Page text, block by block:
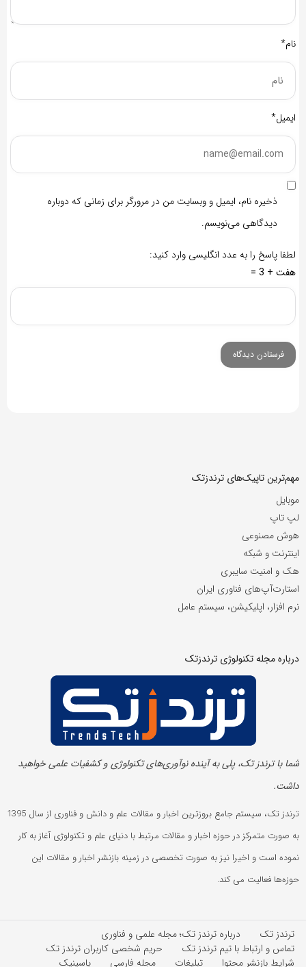
نام*
ایمیل*
ذخیره نام، ایمیل و وبسایت من در مرورگر برای زمانی که دوباره
دیدگاهی می‌نویسم.
لطفا پاسخ را به عدد انگلیسی وارد کنید:
هفت + 3 =
مهم‌ترین تاپیک‌های ترندزتک
موبایل
لپ تاپ
هوش مصنوعی
اینترنت و شبکه
هک و امنیت سایبری
استارت‌آپ‌های فناوری ایران
نرم افزار، اپلیکیشن، سیستم عامل
درباره مجله تکنولوژی ترندزتک
شما با ترندز تک، پلی به آینده‌ نوآوری‌های تکنولوژی و کشفیات علمی خواهید
داشت.
ترندز تک، سیستم جامع بروزترین اخبار و مقالات علم و دانش و فناوری از سال 1395
به صورت متمرکز در حوزه اخبار و مقالات مرتبط با دنیای علم و تکنولوژی آغاز به کار
نموده است و اخیرا نیز به صورت تخصصی در زمینه بازنشر اخبار و مقالات این
حوزه‌ها فعالیت می کند.
ترندز تک
درباره ترندز تک؛ مجله علمی و فناوری
تماس و ارتباط با تیم ترندز تک
حریم شخصی کاربران ترندز تک
شرایط بازنشر محتوا
تبلیغات مجله فارسی پاسینیک